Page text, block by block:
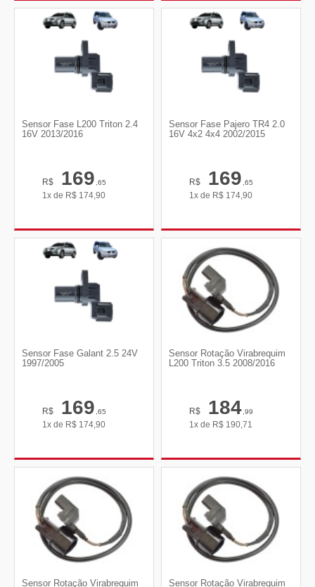
Sensor Fase L200 Triton 2.4
16V 2013/2016
R$ 169,65
1x de R$ 174,90
Sensor Fase Pajero TR4 2.0
16V 4x2 4x4 2002/2015
R$ 169,65
1x de R$ 174,90
Sensor Fase Galant 2.5 24V
1997/2005
R$ 169,65
1x de R$ 174,90
Sensor Rotação Virabrequim
L200 Triton 3.5 2008/2016
R$ 184,99
1x de R$ 190,71
Sensor Rotação Virabrequim Sensor Rotação Virabrequim